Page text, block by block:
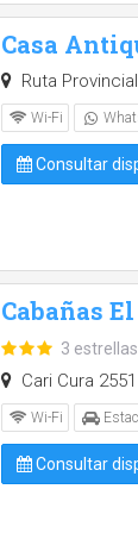
Casa
Ruta
Wi-Fi
Consultar
Cabañas
3 estrellas
Cari Cura
Wi-Fi
Consultar